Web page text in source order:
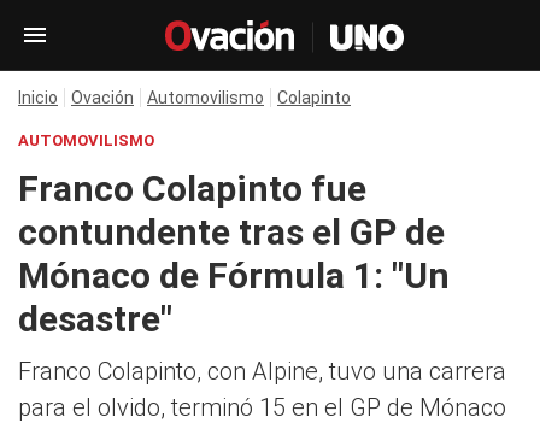
Inicio Ovación Automovilismo Colapinto
AUTOMOVILISMO
Franco Colapinto fue
contundente tras el GP de
Mónaco de Fórmula 1: "Un
desastre"
Franco Colapinto, con Alpine, tuvo una carrera
para el olvido, terminó 15 en el GP de Mónaco